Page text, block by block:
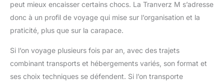
peut mieux encaisser certains chocs. La Tranverz M s’adresse
donc à un profil de voyage qui mise sur l’organisation et la
praticité, plus que sur la carapace.
Si l’on voyage plusieurs fois par an, avec des trajets
combinant transports et hébergements variés, son format et
ses choix techniques se défendent. Si l’on transporte